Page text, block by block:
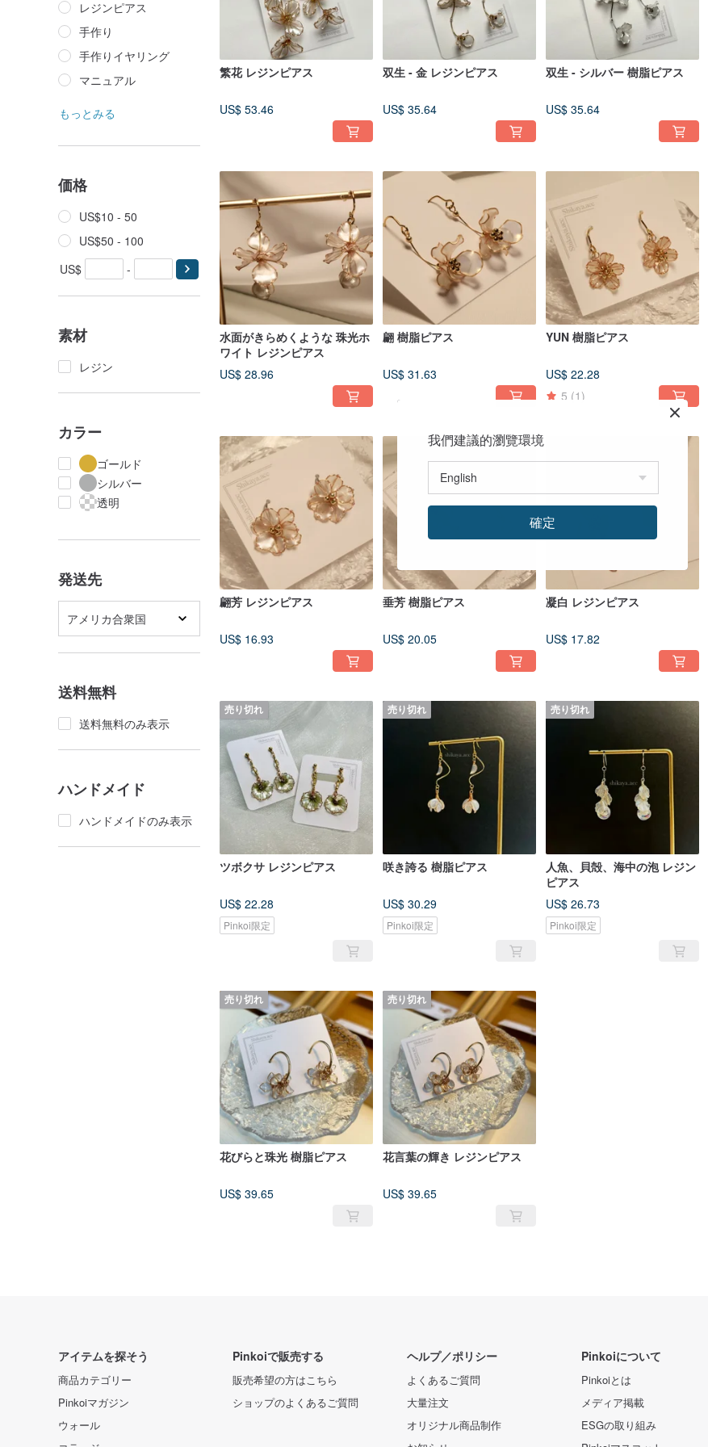
レジンピアス
手作り
手作りイヤリング
マニュアル
もっとみる
価格
US$10 - 50
US$50 - 100
US$
-
素材
レジン
カラー
ゴールド
シルバー
透明
発送先
アメリカ合衆国
送料無料
送料無料のみ表示
ハンドメイド
ハンドメイドのみ表示
繁花 レジンピアス
US$ 53.46
双生 - 金 レジンピアス
US$ 35.64
双生 - シルバー 樹脂ピアス
US$ 35.64
水面がきらめくような 珠光ホ
ワイト レジンピアス
US$ 28.96
翩 樹脂ピアス
US$ 31.63
YUN 樹脂ピアス
US$ 22.28
5 (1)
翩芳 レジンピアス
US$ 16.93
垂芳 樹脂ピアス
US$ 20.05
凝白 レジンピアス
US$ 17.82
売り切れ
ツボクサ レジンピアス
US$ 22.28
Pinkoi限定
売り切れ
咲き誇る 樹脂ピアス
US$ 30.29
Pinkoi限定
売り切れ
人魚、貝殻、海中の泡 レジン
ピアス
US$ 26.73
Pinkoi限定
売り切れ
花びらと珠光 樹脂ピアス
US$ 39.65
売り切れ
花言葉の輝き レジンピアス
US$ 39.65
アイテムを探そう
商品カテゴリー
Pinkoiマガジン
ウォール
Pinkoiで販売する
販売希望の方はこちら
ショップのよくあるご質問
ヘルプ／ポリシー
よくあるご質問
大量注文
オリジナル商品制作
Pinkoiについて
Pinkoiとは
メディア掲載
ESGの取り組み
我們建議的瀏覽環境
確定